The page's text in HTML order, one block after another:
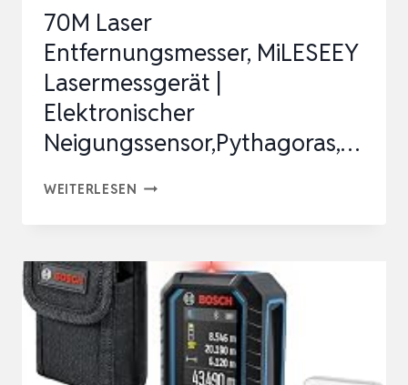
70M Laser
Entfernungsmesser, MiLESEEY
Lasermessgerät |
Elektronischer
Neigungssensor,Pythagoras,…
WEITERLESEN 70M
MILESEEY
LASERMESSGERÄT
ELEKTRONISCHER
NEIGUNGSSENSOR,PYTHAGORAS,